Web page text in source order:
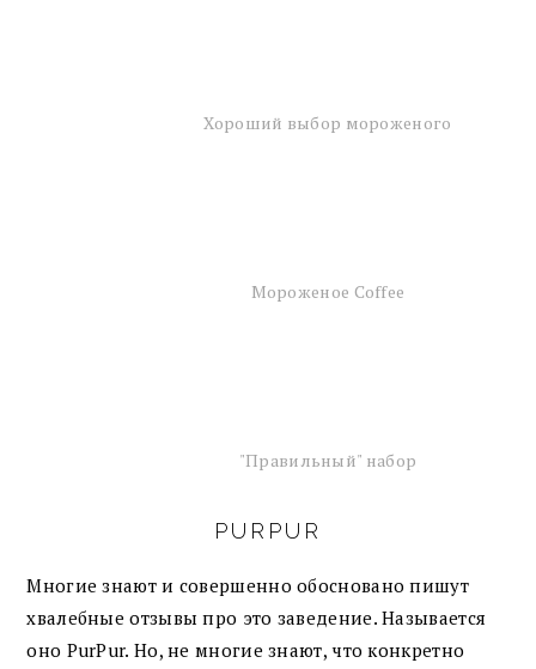
Хороший выбор мороженого
Мороженое Coffee
"Правильный" набор
PURPUR
Многие знают и совершенно обосновано пишут
хвалебные отзывы про это заведение. Называется
оно PurPur. Но, не многие знают, что конкретно